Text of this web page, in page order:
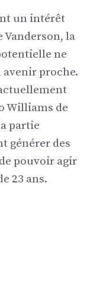
un intérêt
la
ne
avenir proche.
Williams de
partie
générer des
pouvoir agir
23 ans.